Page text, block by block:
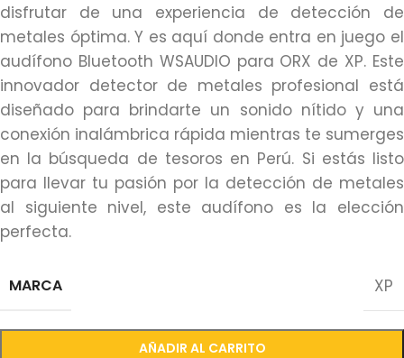
disfrutar de una experiencia de detección de
metales óptima. Y es aquí donde entra en juego el
audífono Bluetooth WSAUDIO para ORX de XP. Este
innovador detector de metales profesional está
diseñado para brindarte un sonido nítido y una
conexión inalámbrica rápida mientras te sumerges
en la búsqueda de tesoros en Perú. Si estás listo
para llevar tu pasión por la detección de metales
al siguiente nivel, este audífono es la elección
perfecta.
MARCA XP
AÑADIR AL CARRITO